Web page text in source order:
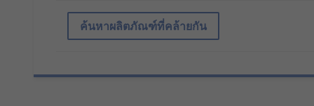
ค้นหาผลิตภัณฑ์ที่คล้ายกัน